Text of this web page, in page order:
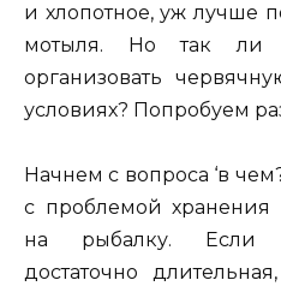
и хлопотное, уж лучше
мотыля. Но так
организовать
условиях? Попробуем
Начнем с вопроса ‘в
с проблемой хранения
на рыбалку. Если
достаточно